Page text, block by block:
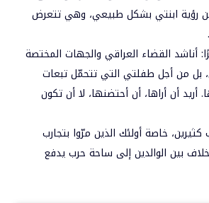
رؤية ابنتي بشكل طبيعي، وهي تتعرض
أناشد القضاء العراقي والجهات المختصة
بل من أجل طفلتي التي تتحمّل تبعات
أريد أن أراها، أن أحتضنها، لا أن تكون
خاصة أولئك الذين مرّوا بتجارب
بين الوالدين إلى ساحة حرب يدفع